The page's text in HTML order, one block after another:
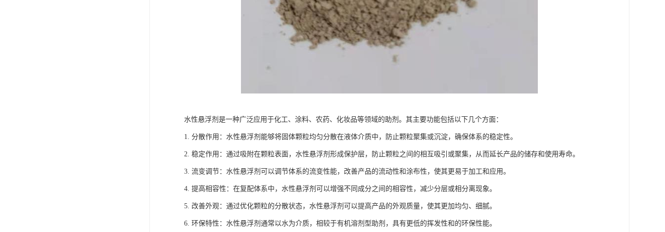
水性悬浮剂是一种广泛应用于化工、涂料、农药、化妆品等领域的助剂。其主要功能包括以下几个方面：
1. 分散作用：水性悬浮剂能够将固体颗粒均匀分散在液体介质中，防止颗粒聚集或沉淀，确保体系的稳定性。
2. 稳定作用：通过吸附在颗粒表面，水性悬浮剂形成保护层，防止颗粒之间的相互吸引或聚集，从而延长产品的储存和使用寿命。
3. 流变调节：水性悬浮剂可以调节体系的流变性能，改善产品的流动性和涂布性，使其更易于加工和应用。
4. 提高相容性：在复配体系中，水性悬浮剂可以增强不同成分之间的相容性，减少分层或相分离现象。
5. 改善外观：通过优化颗粒的分散状态，水性悬浮剂可以提高产品的外观质量，使其更加均匀、细腻。
6. 环保特性：水性悬浮剂通常以水为介质，相较于有机溶剂型助剂，具有更低的挥发性和的环保性能。